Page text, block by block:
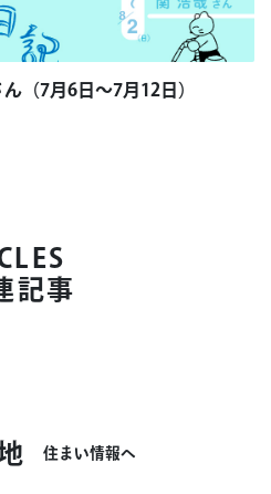
（7月6日～7月12日）
記事
住まい情報へ